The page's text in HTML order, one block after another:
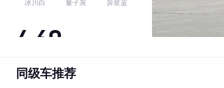
冰川白 量子灰 异星蓝
4.69
·外观表现一般，低于59%同级车
同级车推荐